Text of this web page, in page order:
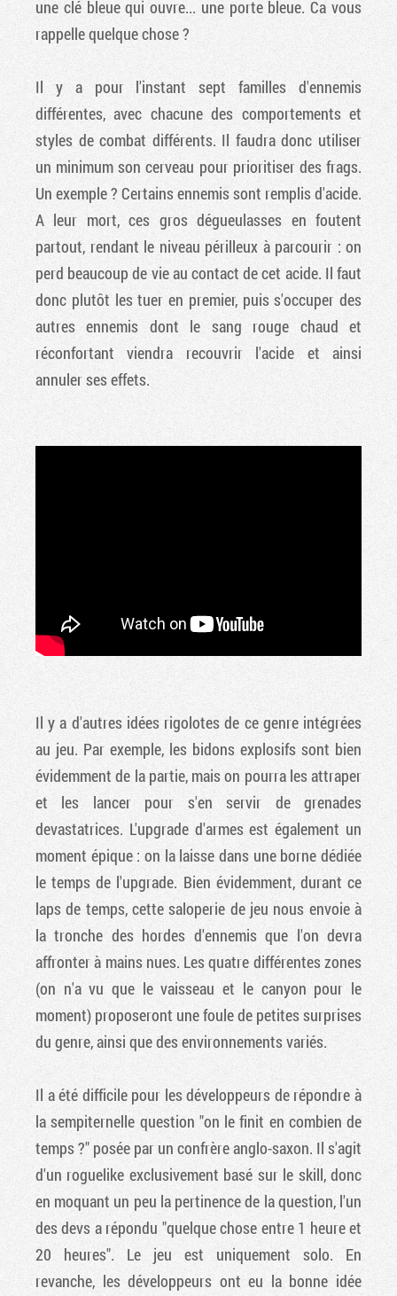
une clé bleue qui ouvre... une porte bleue. Ca vous
rappelle quelque chose ?
Il y a pour l'instant sept familles d'ennemis
différentes, avec chacune des comportements et
styles de combat différents. Il faudra donc utiliser
un minimum son cerveau pour prioritiser des frags.
Un exemple ? Certains ennemis sont remplis d'acide.
A leur mort, ces gros dégueulasses en foutent
partout, rendant le niveau périlleux à parcourir : on
perd beaucoup de vie au contact de cet acide. Il faut
donc plutôt les tuer en premier, puis s'occuper des
autres ennemis dont le sang rouge chaud et
réconfortant viendra recouvrir l'acide et ainsi
annuler ses effets.
Il y a d'autres idées rigolotes de ce genre intégrées
au jeu. Par exemple, les bidons explosifs sont bien
évidemment de la partie, mais on pourra les attraper
et les lancer pour s'en servir de grenades
devastatrices. L'upgrade d'armes est également un
moment épique : on la laisse dans une borne dédiée
le temps de l'upgrade. Bien évidemment, durant ce
laps de temps, cette saloperie de jeu nous envoie à
la tronche des hordes d'ennemis que l'on devra
affronter à mains nues. Les quatre différentes zones
(on n'a vu que le vaisseau et le canyon pour le
moment) proposeront une foule de petites surprises
du genre, ainsi que des environnements variés.
Il a été difficile pour les développeurs de répondre à
la sempiternelle question "on le finit en combien de
temps ?" posée par un confrère anglo-saxon. Il s'agit
d'un roguelike exclusivement basé sur le skill, donc
en moquant un peu la pertinence de la question, l'un
des devs a répondu "quelque chose entre 1 heure et
20 heures". Le jeu est uniquement solo. En
revanche, les développeurs ont eu la bonne idée